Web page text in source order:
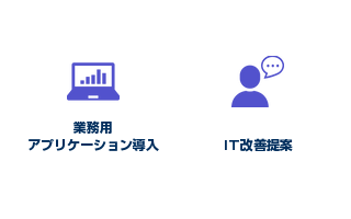
​業務用
アプリケーション導入
​IT改善提案